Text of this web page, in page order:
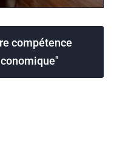
compétence